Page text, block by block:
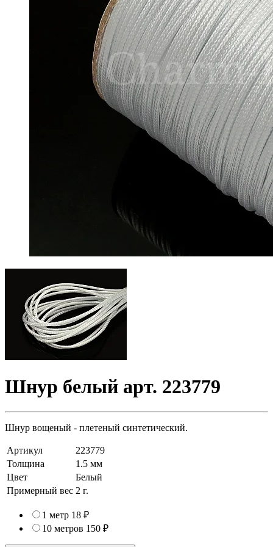
Шнур белый арт. 223779
Шнур вощеный - плетеный синтетический.
Артикул
223779
Толщина
1.5 мм
Цвет
Белый
Примерный вес 2 г.
1 метр 18 ₽
10 метров 150 ₽